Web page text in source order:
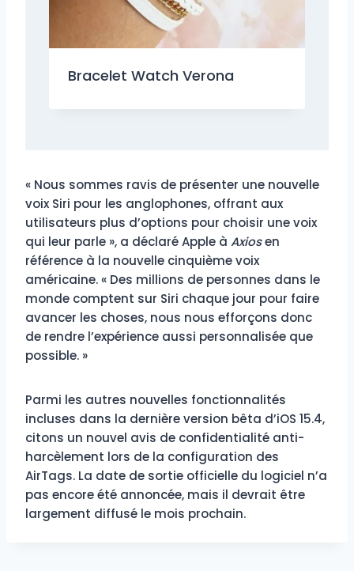
Bracelet Watch Verona
« Nous sommes ravis de présenter une nouvelle
voix Siri pour les anglophones, offrant aux
utilisateurs plus d’options pour choisir une voix
qui leur parle », a déclaré Apple à Axiosen
référence à la nouvelle cinquième voix
américaine. « Des millions de personnes dans le
monde comptent sur Siri chaque jour pour faire
avancer les choses, nous nous efforçons donc
de rendre l’expérience aussi personnalisée que
possible. »
Parmi les autres nouvelles fonctionnalités
incluses dans la dernière version bêta d’iOS 15.4,
citons un nouvel avis de confidentialité anti-
harcèlement lors de la configuration des
AirTags. La date de sortie officielle du logiciel n’a
pas encore été annoncée, mais il devrait être
largement diffusé le mois prochain.